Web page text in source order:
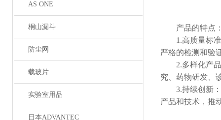
AS ONE
桐山漏斗
防尘网
载玻片
实验室用品
日本ADVANTEC
产品的特点
1.高质量标准
严格的检测和验
2.多样化产品
究、药物研发、
3.持续创新：
产品和技术，推